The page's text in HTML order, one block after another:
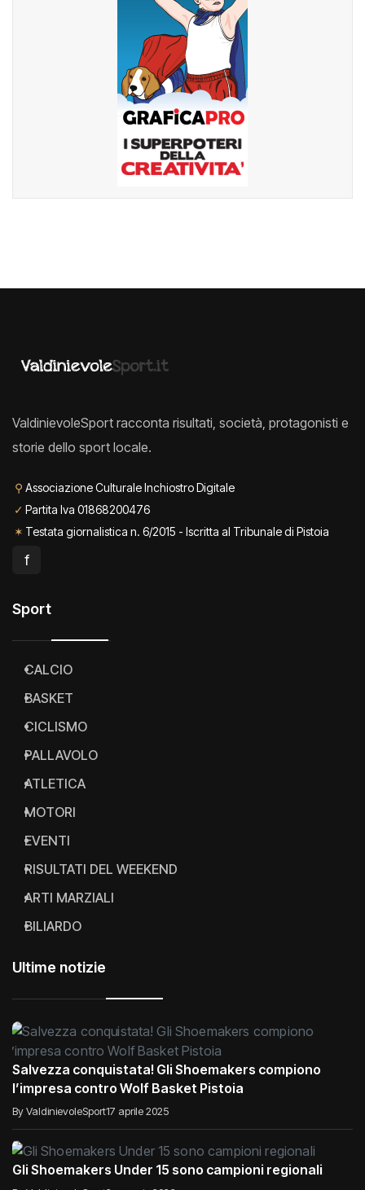
ValdinievoleSport racconta risultati, società, protagonisti e
storie dello sport locale.
⚲ Associazione Culturale Inchiostro Digitale
✓ Partita Iva 01868200476
✶ Testata giornalistica n. 6/2015 - Iscritta al Tribunale di Pistoia
f
Sport
CALCIO
BASKET
CICLISMO
PALLAVOLO
ATLETICA
MOTORI
EVENTI
RISULTATI DEL WEEKEND
ARTI MARZIALI
BILIARDO
Ultime notizie
Salvezza conquistata! Gli Shoemakers compiono
l’impresa contro Wolf Basket Pistoia
By ValdinievoleSport17 aprile 2025
Gli Shoemakers Under 15 sono campioni regionali